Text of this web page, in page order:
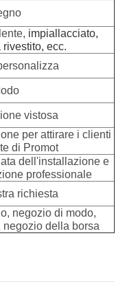
impiallacciato,
ecc.
vistosa
per attirare i clienti
di Promot
dell'installazione e
professionale
richiesta
negozio di modo,
negozio della borsa